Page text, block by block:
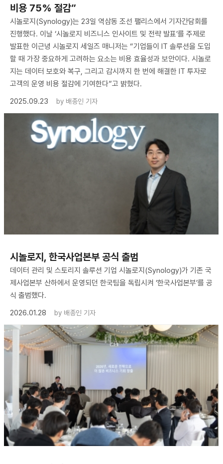
비용 75% 절감”
시놀로지(Synology)는 23일 역삼동 조선 팰리스에서 기자간담회를
진행했다. 이날 ‘시놀로지 비즈니스 인사이트 및 전략 발표’를 주제로
발표한 이근녕 시놀로지 세일즈 매니저는 “기업들이 IT 솔루션을 도입
할 때 가장 중요하게 고려하는 요소는 비용 효율성과 보안이다. 시놀로
지는 데이터 보호와 복구, 그리고 감시까지 한 번에 해결한 IT 투자로
고객의 운영 비용 절감에 기여한다”고 밝혔다.
2025.09.23
by 배종인 기자
시놀로지, 한국사업본부 공식 출범
데이터 관리 및 스토리지 솔루션 기업 시놀로지(Synology)가 기존 국
제사업본부 산하에서 운영되던 한국팀을 독립시켜 ‘한국사업본부’를 공
식 출범했다.
2026.01.28
by 배종인 기자